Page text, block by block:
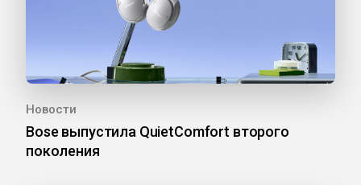
Новости
Bose выпустила QuietComfort второго
поколения